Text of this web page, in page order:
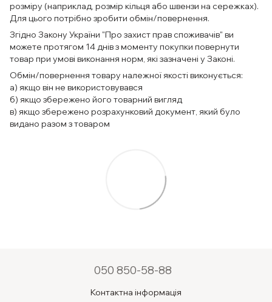
розміру (наприклад, розмір кільця або швензи на сережках).
Для цього потрібно зробити обмін/повернення.
Згідно Закону України "Про захист прав споживачів" ви
можете протягом 14 днів з моменту покупки повернути
товар при умові виконання норм, які зазначені у Законі.
Обмін/повернення товару належної якості виконується:
а) якщо він не використовувався
б) якщо збережено його товарний вигляд
в) якщо збережено розрахунковий документ, який було
видано разом з товаром
050 850-58-88
Контактна інформація